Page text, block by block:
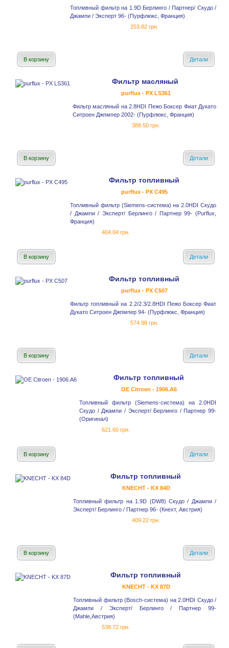
Топливный фильтр на 1.9D Берлинго / Партнер/ Скудо /
Джампи / Эксперт 96- (Пурфлюкс, Франция)
253.82 грн.
В корзину Детали
Фильтр масляный
purflux - PX LS361
Фильтр масляный на 2.8HDI Пежо Боксер Фиат Дукато
Ситроен Джпмпер 2002- (Пурфлюкс, Франция)
388.50 грн.
В корзину Детали
Фильтр топливный
purflux - PX C495
Топливный фильтр (Siemens-система) на 2.0HDI Скудо
/ Джампи / Эксперт/ Берлинго / Партнер 99- (Purflux,
Франция)
404.04 грн.
В корзину Детали
Фильтр топливный
purflux - PX C507
Фильтр топливный на 2.2/2.3/2.8HDI Пежо Боксер Фиат
Дукато Ситроен Джпмпер 94- (Пурфлюкс, Франция)
574.98 грн.
В корзину Детали
Фильтр топливный
OE Citroen - 1906.A6
Топливный фильтр (Siemens-система) на 2.0HDI
Скудо / Джампи / Эксперт/ Берлинго / Партнер 99-
(Оригинал)
621.60 грн.
В корзину Детали
Фильтр топливный
KNECHT - KX 84D
Топливный фильтр на 1.9D (DW8) Скудо / Джампи /
Эксперт/ Берлинго / Партнер 96- (Кнехт, Австрия)
409.22 грн.
В корзину Детали
Фильтр топливный
KNECHT - KX 87D
Топливный фильтр (Bosch-система) на 2.0HDI Скудо /
Джампи / Эксперт/ Берлинго / Партнер 99-
(Mahle,Австрия)
538.72 грн.